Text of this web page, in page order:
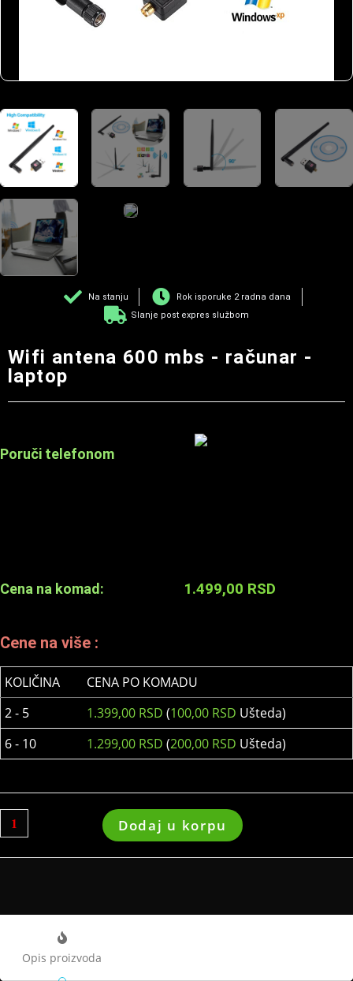
Na stanju
Rok isporuke 2 radna dana
Slanje post expres službom
Wifi antena 600 mbs - računar -
laptop
Poruči telefonom
Cena na komad: 1.499,00 RSD
Cene na više :
KOLIČINA
CENA PO KOMADU
2 - 5
1.399,00 RSD (100,00 RSD Ušteda)
6 - 10
1.299,00 RSD (200,00 RSD Ušteda)
Dodaj u korpu
Opis proizvoda